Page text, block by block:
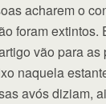
acharem o
foram extintos.
vão para as
naquela
avós diziam,